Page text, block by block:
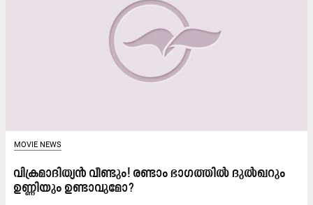
MOVIE NEWS
വിക്രമാദിത്യൻ വീണ്ടും! രണ്ടാം ഭാഗത്തിൽ ദുൽഖറും
ഉണ്ണിയും ഉണ്ടാവുമോ?